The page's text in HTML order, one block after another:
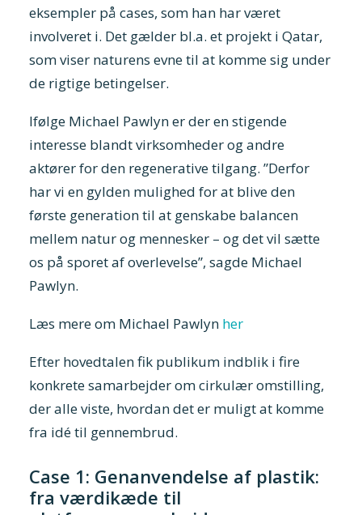
eksempler på cases, som han har været
involveret i. Det gælder bl.a. et projekt i Qatar,
som viser naturens evne til at komme sig under
de rigtige betingelser.
Ifølge Michael Pawlyn er der en stigende
interesse blandt virksomheder og andre
aktører for den regenerative tilgang. ”Derfor
har vi en gylden mulighed for at blive den
første generation til at genskabe balancen
mellem natur og mennesker – og det vil sætte
os på sporet af overlevelse”, sagde Michael
Pawlyn.
Læs mere om Michael Pawlyn her
Efter hovedtalen fik publikum indblik i fire
konkrete samarbejder om cirkulær omstilling,
der alle viste, hvordan det er muligt at komme
fra idé til gennembrud.
Case 1: Genanvendelse af plastik:
fra værdikæde til